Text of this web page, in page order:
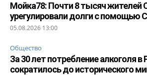
Мойка78: Почти 8 тысяч жителей
урегулировали долги с помощью
05.08.2026 13:00
Общество
За 30 лет потребление алкоголя в
сократилось до исторического